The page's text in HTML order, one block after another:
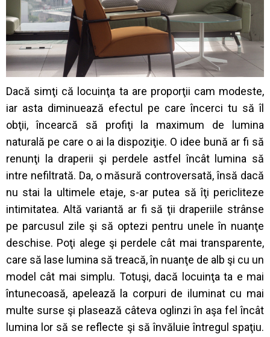
Dacă simţi că locuinţa ta are proporţii cam modeste,
iar asta diminuează efectul pe care încerci tu să îl
obţii, încearcă să profiţi la maximum de lumina
naturală pe care o ai la dispoziţie. O idee bună ar fi să
renunţi la draperii şi perdele astfel încât lumina să
intre nefiltrată. Da, o măsură controversată, însă dacă
nu stai la ultimele etaje, s-ar putea să îţi pericliteze
intimitatea. Altă variantă ar fi să ţii draperiile strânse
pe parcusul zile şi să optezi pentru unele în nuanţe
deschise. Poţi alege şi perdele cât mai transparente,
care să lase lumina să treacă, în nuanţe de alb şi cu un
model cât mai simplu. Totuşi, dacă locuinţa ta e mai
întunecoasă, apelează la corpuri de iluminat cu mai
multe surse şi plasează câteva oglinzi în aşa fel încât
lumina lor să se reflecte şi să învăluie întregul spaţiu.